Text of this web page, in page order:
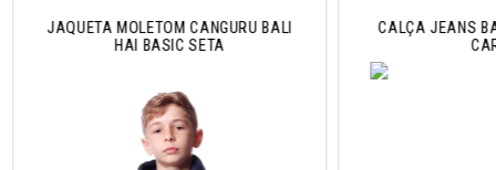
JAQUETA MOLETOM CANGURU BALI
HAI BASIC SETA
CALÇA JEANS